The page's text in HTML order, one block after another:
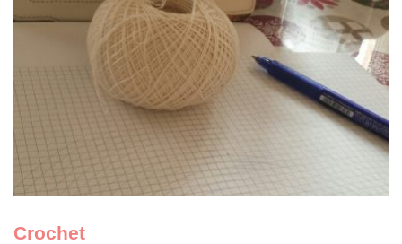
Crochet